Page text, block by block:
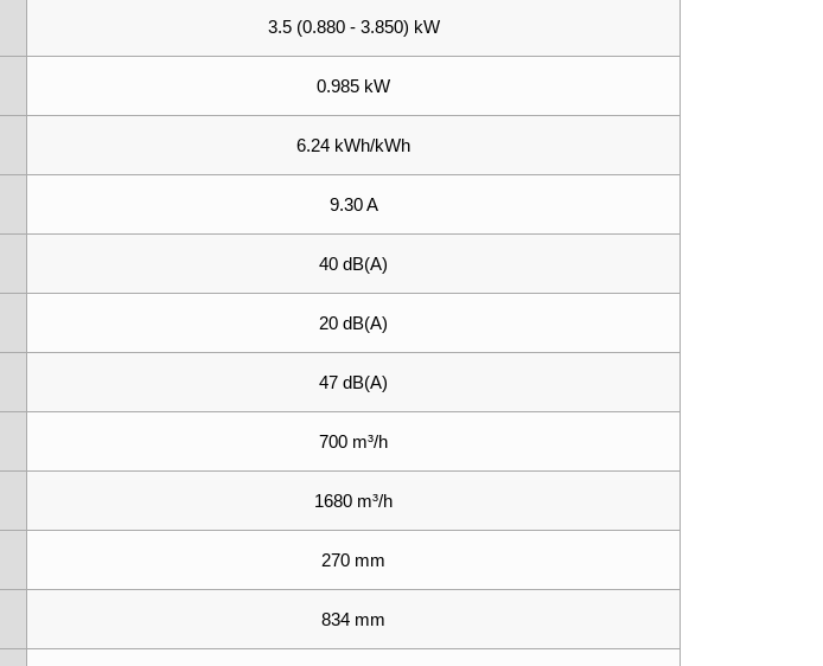
3.5 (0.880 - 3.850) kW
0.985 kW
6.24 kWh/kWh
9.30 A
40 dB(A)
20 dB(A)
47 dB(A)
700 m³/h
1680 m³/h
270 mm
834 mm